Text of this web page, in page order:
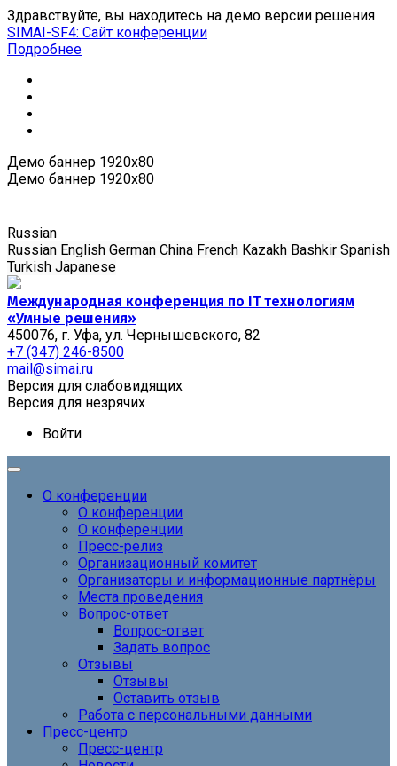
Здравствуйте, вы находитесь на демо версии решения
SIMAI-SF4: Сайт конференции
Подробнее
Демо баннер 1920x80
Демо баннер 1920x80
Russian
Russian English German China French Kazakh Bashkir Spanish
Turkish Japanese
Международная конференция по IT технологиям
«Умные решения»
450076, г. Уфа, ул. Чернышевского, 82
+7 (347) 246-8500
mail@simai.ru
Версия для слабовидящих
Версия для незрячих
Войти
О конференции
О конференции
О конференции
Пресс-релиз
Организационный комитет
Организаторы и информационные партнёры
Места проведения
Вопрос-ответ
Вопрос-ответ
Задать вопрос
Отзывы
Отзывы
Оставить отзыв
Работа с персональными данными
Пресс-центр
Пресс-центр